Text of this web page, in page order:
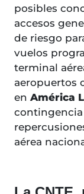
posibles
accesos
de riesgo
vuelos
terminal
aeropuertos
en América
contingencia
aérea